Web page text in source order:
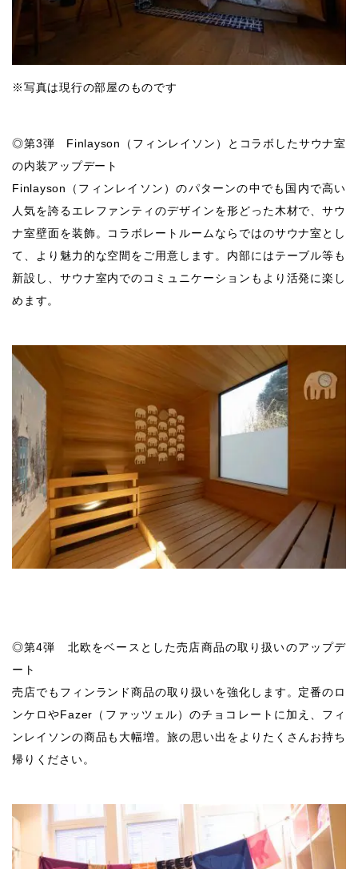
※写真は現行の部屋のものです
◎第3弾 Finlayson（フィンレイソン）とコラボしたサウナ室
の内装アップデート
Finlayson（フィンレイソン）のパターンの中でも国内で高い
人気を誇るエレファンティのデザインを形どった木材で、サウ
ナ室壁面を装飾。コラボレートルームならではのサウナ室とし
て、より魅力的な空間をご用意します。内部にはテーブル等も
新設し、サウナ室内でのコミュニケーションもより活発に楽し
めます。
◎第4弾 北欧をベースとした売店商品の取り扱いのアップデ
ート
売店でもフィンランド商品の取り扱いを強化します。定番のロ
ンケロやFazer（ファッツェル）のチョコレートに加え、フィ
ンレイソンの商品も大幅増。旅の思い出をよりたくさんお持ち
帰りください。